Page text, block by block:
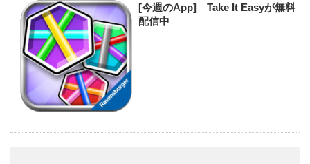
[今週のApp] Take It Easyが無料
配信中